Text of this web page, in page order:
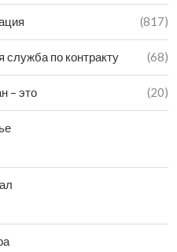
(817)
служба по контракту (68)
– это (20)